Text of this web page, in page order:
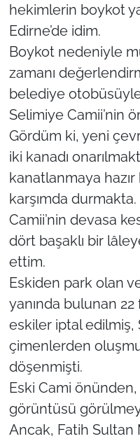
hekimlerin boykot
Edirne’de idim.
Boykot nedeniyle
zamanı
belediye
Selimiye Camii’nin
Gördüm ki, yeni
iki kanadı
kanatlanmaya
karşımda
Camii’nin devasa
dört başaklı bir
ettim.
Eskiden park olan
yanında bulunan
eskiler iptal edilmiş,
çimenlerden
döşenmişti.
Eski Cami önünden,
görüntüsü
Ancak, Fatih Sultan
KÜLTÜR SANAT
RESMİ İLAN
SPOR
YAŞAM
EDİRNE
TEKİRDAĞ
KIRKLARELİ
TÜRKİYE
Bölge
Güvenlik
Genel